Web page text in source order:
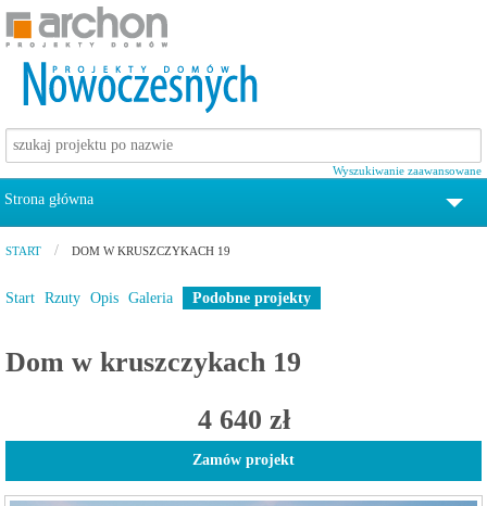
Wyszukiwanie zaawansowane
Strona główna
tel. 12 372 19 00
Projekty domów
START DOM W KRUSZCZYKACH 19
Start Rzuty Opis Galeria Podobne projekty
Dom w kruszczykach 19
4 640 zł
Zamów projekt